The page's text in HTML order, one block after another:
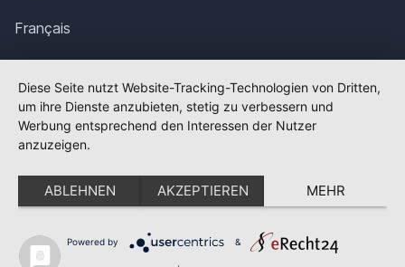
Français
Polska
Português
Nederlands
Svenska
Diese Seite nutzt Website-Tracking-Technologien von Dritten,
um ihre Dienste anzubieten, stetig zu verbessern und
Werbung entsprechend den Interessen der Nutzer
anzuzeigen.
ABLEHNEN AKZEPTIEREN MEHR
Powered by &